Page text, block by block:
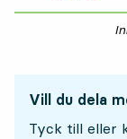
Vill du dela
Tyck till eller